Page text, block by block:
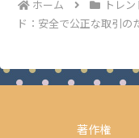
ホーム トレン
ド：安全で公正な取引の
著作権